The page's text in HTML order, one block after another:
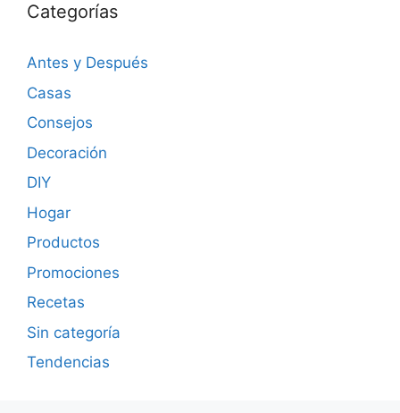
Categorías
Antes y Después
Casas
Consejos
Decoración
DIY
Hogar
Productos
Promociones
Recetas
Sin categoría
Tendencias